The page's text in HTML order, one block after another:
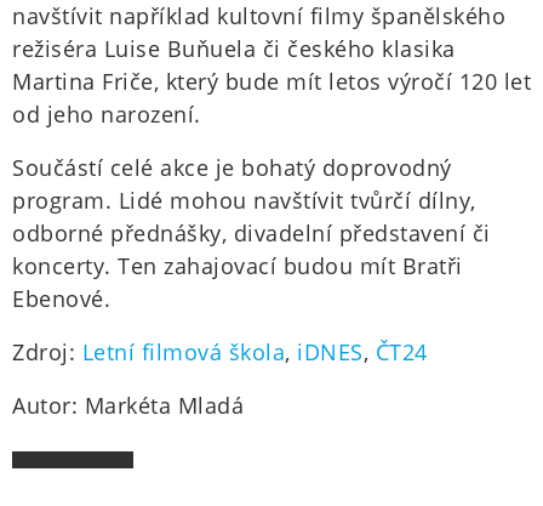
navštívit například kultovní filmy španělského
režiséra Luise Buňuela či českého klasika
Martina Friče, který bude mít letos výročí 120 let
od jeho narození.
Součástí celé akce je bohatý doprovodný
program. Lidé mohou navštívit tvůrčí dílny,
odborné přednášky, divadelní představení či
koncerty. Ten zahajovací budou mít Bratři
Ebenové.
Zdroj: Letní filmová škola, iDNES, ČT24
Autor: Markéta Mladá